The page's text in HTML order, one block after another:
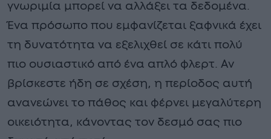
γνωριμία μπορεί να αλλάξει τα δεδομένα.
Ένα πρόσωπο που εμφανίζεται ξαφνικά έχει
τη δυνατότητα να εξελιχθεί σε κάτι πολύ
πιο ουσιαστικό από ένα απλό φλερτ. Αν
βρίσκεστε ήδη σε σχέση, η περίοδος αυτή
ανανεώνει το πάθος και φέρνει μεγαλύτερη
οικειότητα, κάνοντας τον δεσμό σας πιο